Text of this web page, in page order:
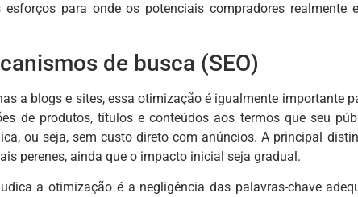
para onde os potenciais compradores realmente
de busca (SEO)
a blogs e sites, essa otimização é igualmente importante
de produtos, títulos e conteúdos aos termos que seu
ou seja, sem custo direto com anúncios. A principal
perenes, ainda que o impacto inicial seja gradual.
a otimização é a negligência das palavras-chave